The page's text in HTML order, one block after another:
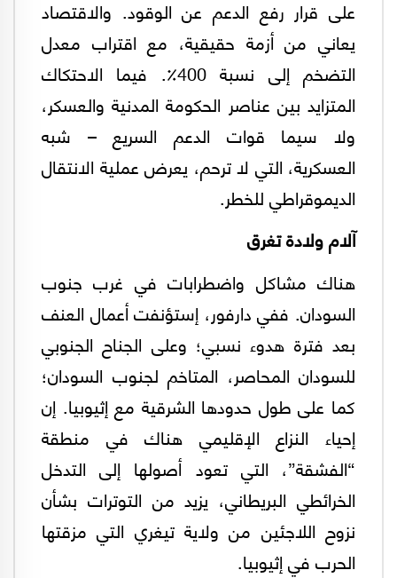
على قرار رفع الدعم عن الوقود. والاقتصاد
يعاني من أزمة حقيقية، مع اقتراب معدل
التضخم إلى نسبة 400٪. فيما الاحتكاك
المتزايد بين عناصر الحكومة المدنية والعسكر،
ولا سيما قوات الدعم السريع – شبه
العسكرية، التي لا ترحم، يعرض عملية الانتقال
الديموقراطي للخطر.
آلام ولادة تغرق
هناك مشاكل واضطرابات في غرب جنوب
السودان. ففي دارفور، إستؤنفت أعمال العنف
بعد فترة هدوء نسبي؛ وعلى الجناح الجنوبي
للسودان المحاصر، المتاخم لجنوب السودان؛
كما على طول حدودها الشرقية مع إثيوبيا. إن
إحياء النزاع الإقليمي هناك في منطقة
“الفشقة”، التي تعود أصولها إلى التدخل
الخرائطي البريطاني، يزيد من التوترات بشأن
نزوح اللاجئين من ولاية تيغري التي مزقتها
الحرب في إثيوبيا.